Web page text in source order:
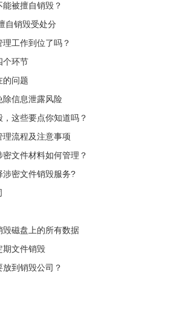
被擅自销毁？
自销毁受处分
工作到位了吗？
个环节
的问题
除信息泄露风险
这些要点你知道吗？
流程及注意事项
文件材料如何管理？
涉密文件销毁服务?
毁磁盘上的所有数据
期文件销毁
到销毁公司？